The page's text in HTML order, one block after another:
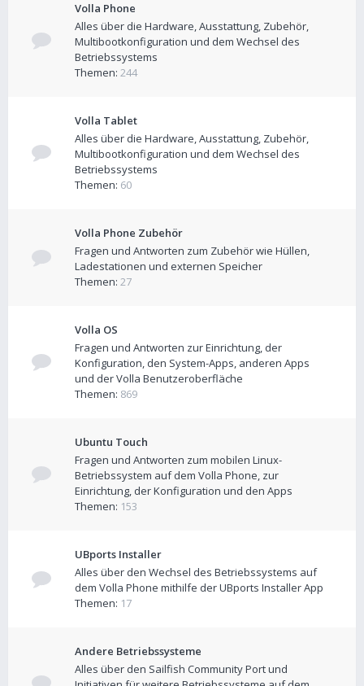
Volla Phone
Alles über die Hardware, Ausstattung, Zubehör,
Multibootkonfiguration und dem Wechsel des
Betriebssystems
Themen: 244
Volla Tablet
Alles über die Hardware, Ausstattung, Zubehör,
Multibootkonfiguration und dem Wechsel des
Betriebssystems
Themen: 60
Volla Phone Zubehör
Fragen und Antworten zum Zubehör wie Hüllen,
Ladestationen und externen Speicher
Themen: 27
Volla OS
Fragen und Antworten zur Einrichtung, der
Konfiguration, den System-Apps, anderen Apps
und der Volla Benutzeroberfläche
Themen: 869
Ubuntu Touch
Fragen und Antworten zum mobilen Linux-
Betriebssystem auf dem Volla Phone, zur
Einrichtung, der Konfiguration und den Apps
Themen: 153
UBports Installer
Alles über den Wechsel des Betriebssystems auf
dem Volla Phone mithilfe der UBports Installer App
Themen: 17
Andere Betriebssysteme
Alles über den Sailfish Community Port und